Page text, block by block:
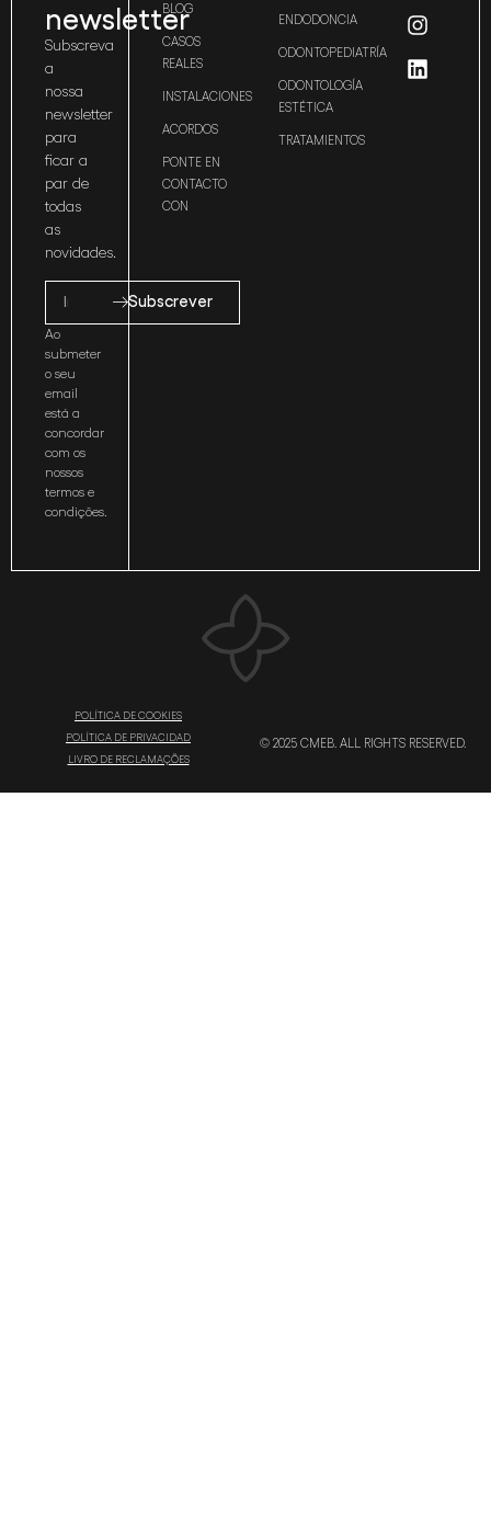
newsletter
Subscreva
a
nossa
newsletter
para
ficar a
par de
todas
as
novidades.
Subscrever
Ao
submeter
o seu
email
está a
concordar
com os
nossos
termos e
condições.
BLOG
CASOS
REALES
INSTALACIONES
ACORDOS
PONTE EN
CONTACTO
CON
ENDODONCIA
ODONTOPEDIATRÍA
ODONTOLOGÍA
ESTÉTICA
TRATAMIENTOS
© 2025 CMEB. ALL RIGHTS RESERVED.
POLÍTICA DE COOKIES
POLÍTICA DE PRIVACIDAD
LIVRO DE RECLAMAÇÕES